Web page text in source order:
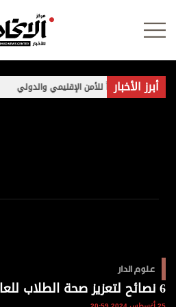
علوم الدار
الرياضة
أبرز الأخبار
للأمن الإقليمي والدولي
علوم الدار
6 نصائح لتعزيز صحة الطلاب للعام الدراسي